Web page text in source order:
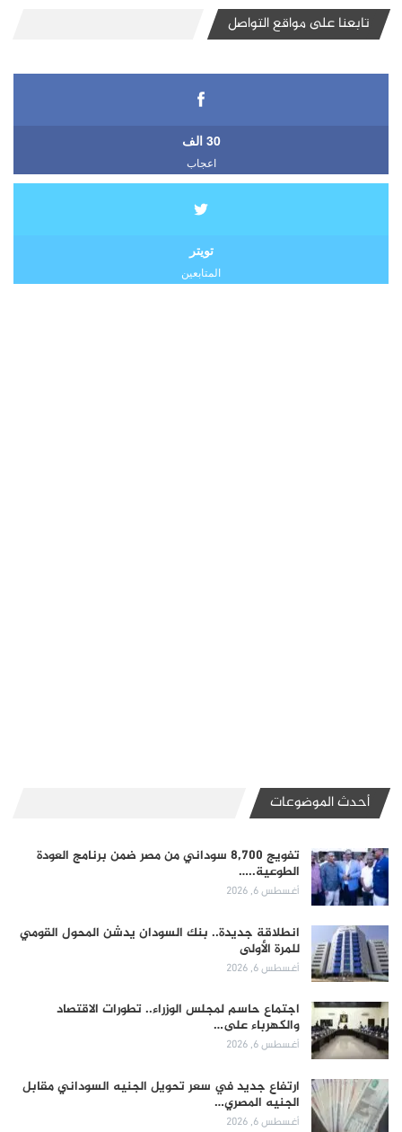
تابعنا على مواقع التواصل
30 الف
اعجاب
تويتر
المتابعين
أحدث الموضوعات
تفويج 8,700 سوداني من مصر ضمن برنامج العودة
الطوعية..…
أغسطس 6, 2026
انطلاقة جديدة.. بنك السودان يدشن المحول القومي
للمرة الأولى
أغسطس 6, 2026
اجتماع حاسم لمجلس الوزراء.. تطورات الاقتصاد
والكهرباء على…
أغسطس 6, 2026
ارتفاع جديد في سعر تحويل الجنيه السوداني مقابل
الجنيه المصري…
أغسطس 6, 2026